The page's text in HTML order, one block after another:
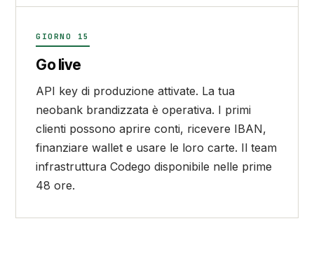
GIORNO 15
Go live
API key di produzione attivate. La tua
neobank brandizzata è operativa. I primi
clienti possono aprire conti, ricevere IBAN,
finanziare wallet e usare le loro carte. Il team
infrastruttura Codego disponibile nelle prime
48 ore.